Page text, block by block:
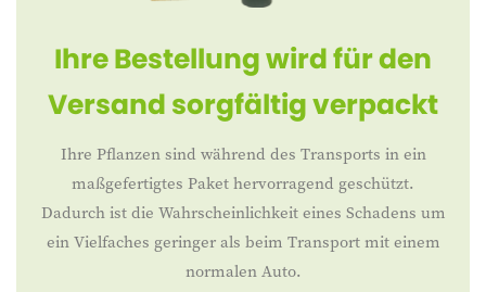
Ihre Bestellung wird für den
Versand sorgfältig verpackt
Ihre Pflanzen sind während des Transports in ein
maßgefertigtes Paket hervorragend geschützt.
Dadurch ist die Wahrscheinlichkeit eines Schadens um
ein Vielfaches geringer als beim Transport mit einem
normalen Auto.